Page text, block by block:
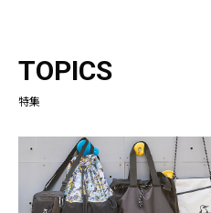
TOPICS
特集